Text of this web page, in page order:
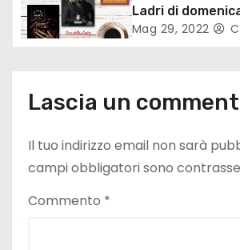
t
o
Ladri di
Mag 29, 2022
Lascia un
Il tuo indirizzo email non sarà
campi obbligatori sono
Commento *